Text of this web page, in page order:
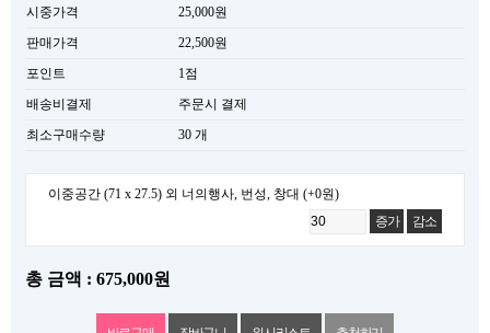
시중가격
25,000원
판매가격
22,500원
포인트
1점
배송비결제
주문시 결제
최소구매수량
30 개
이중공간 (71 x 27.5) 외 너의행사, 번성, 창대 (+0원)
증가
감소
총 금액 : 675,000원